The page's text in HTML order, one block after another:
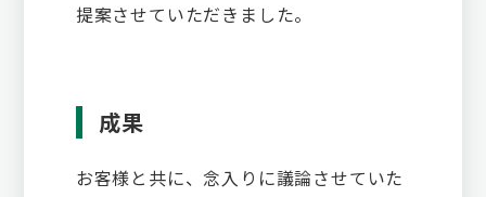
提案させていただきました。
成果
お客様と共に、念入りに議論させていた